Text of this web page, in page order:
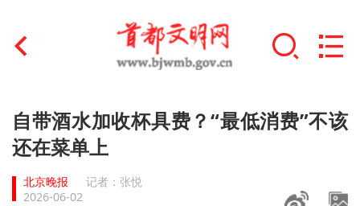
首页
文明创建
文明实践
自带酒水加收杯具费？“最低消费”不该
还在菜单上
北京晚报
记者：张悦
2026-06-02